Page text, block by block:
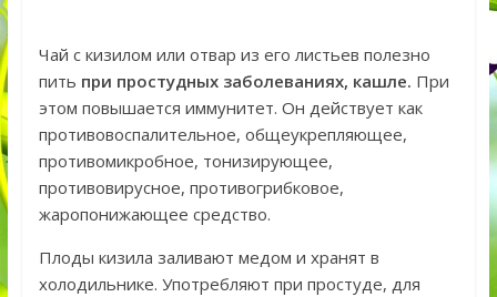
Чай с кизилом или отвар из его листьев полезно
пить при простудных заболеваниях, кашле. При
этом повышается иммунитет. Он действует как
противовоспалительное, общеукрепляющее,
противомикробное, тонизирующее,
противовирусное, противогрибковое,
жаропонижающее средство.
Плоды кизила заливают медом и хранят в
холодильнике. Употребляют при простуде, для